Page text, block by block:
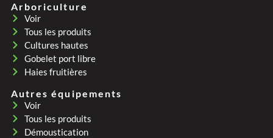
Arboriculture
Voir
Tous les produits
Cultures hautes
Gobelet port libre
Haies fruitières
Autres équipements
Voir
Tous les produits
Démoustication